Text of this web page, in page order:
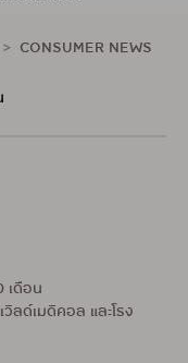
CONSUMER NEWS
เดือน
ลด์เมดิคอล และโรง